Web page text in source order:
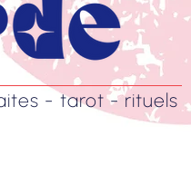
- tarot - rituels